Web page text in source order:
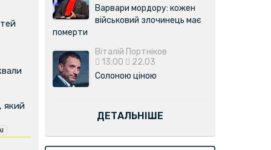
який
Варвари мордору: кожен
військовий злочинець має
померти
Віталій Портніков
13:00
22.03
Солоною ціною
ДЕТАЛЬНІШЕ